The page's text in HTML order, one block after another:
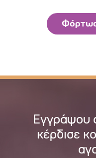
Εγγράψου
κέρδισε